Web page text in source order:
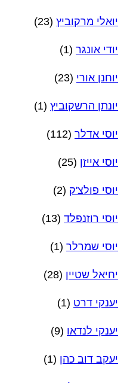
יואלי מרקוביץ (23)
יודי אונגר (1)
יוחנן אורי (23)
יונתן הרשקוביץ (1)
יוסי אדלר (112)
יוסי אייזן (25)
יוסי פולצ'ק (2)
יוסי רוזנפלד (13)
יוסי שמרלר (1)
יחיאל שטיין (28)
יענקי דרט (1)
יענקי לנדאו (9)
יעקב דוב כהן (1)